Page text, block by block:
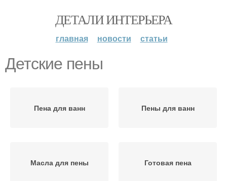
ДЕТАЛИ ИНТЕРЬЕРА
главная новости статьи
Детские пены
Пена для ванн Пены для ванн
Масла для пены Готовая пена